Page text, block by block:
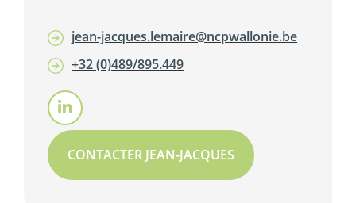
jean-jacques.lemaire@ncpwallonie.be
+32 (0)489/895.449
CONTACTER JEAN-JACQUES